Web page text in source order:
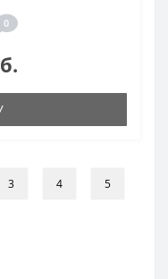
0
3 4 5